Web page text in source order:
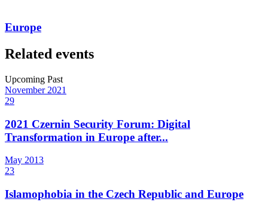
Europe
Related events
Upcoming Past
November 2021
29
2021 Czernin Security Forum: Digital
Transformation in Europe after...
May 2013
23
Islamophobia in the Czech Republic and Europe